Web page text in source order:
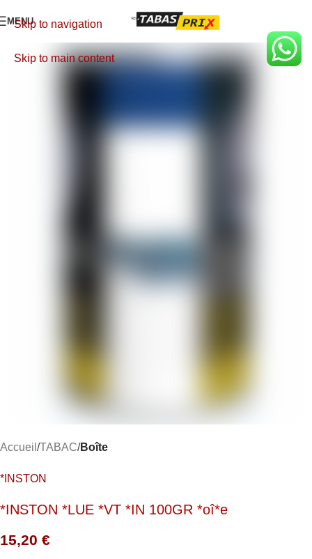
Skip to navigation
Skip to main content
MENU
Accueil TABAC Boîte
*INSTON
*INSTON *LUE *VT *IN 100GR *oî*e
15,20 €